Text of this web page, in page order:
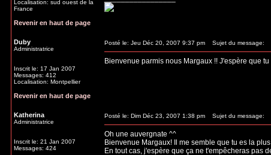
Localisation: sud ouest de la
France
Revenir en haut de page
Duby
Administratrice
Inscrit le: 17 Jan 2007
Messages: 412
Localisation: Montpellier
Posté le: Jeu Déc 20, 2007 9:37 pm Sujet du message:
Bienvenue parmis nous Margaux !! J'espère que
Revenir en haut de page
Katherina
Administratrice
Inscrit le: 21 Jan 2007
Messages: 424
Posté le: Dim Déc 23, 2007 1:38 pm Sujet du message:
Oh une auvergnate ^^
Bienvenue Margaux! Il me semble que tu es la
En tout cas, j'espère que ça ne t'empêcheras pas